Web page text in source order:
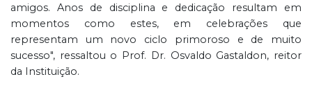
amigos. Anos de disciplina e dedicação resultam em
momentos como estes, em celebrações que
representam um novo ciclo primoroso e de muito
sucesso", ressaltou o Prof. Dr. Osvaldo Gastaldon, reitor
da Instituição.